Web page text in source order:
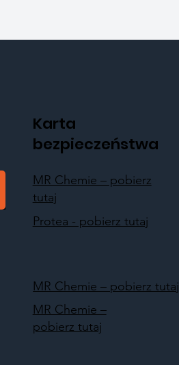
Karta
bezpieczeństwa
MR Chemie – pobierz
tutaj
Protea - pobierz tutaj
MR Chemie – pobierz tutaj
MR Chemie –
pobierz tutaj